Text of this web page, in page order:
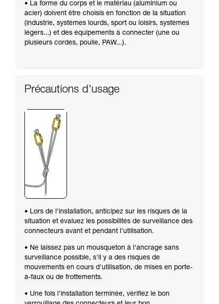
• La forme du corps et le matériau (aluminium ou
acier) doivent être choisis en fonction de la situation
(industrie, systèmes lourds, sport ou loisirs, systèmes
légers...) et des équipements à connecter (une ou
plusieurs cordes, poulie, PAW...).
Précautions d'usage
• Lors de l'installation, anticipez sur les risques de la
situation et évaluez les possibilités de surveillance des
connecteurs avant et pendant l'utilisation.
• Ne laissez pas un mousqueton à l'ancrage sans
surveillance possible, s'il y a des risques de
mouvements en cours d'utilisation, de mises en porte-
à-faux ou de frottements.
• Une fois l'installation terminée, vérifiez le bon